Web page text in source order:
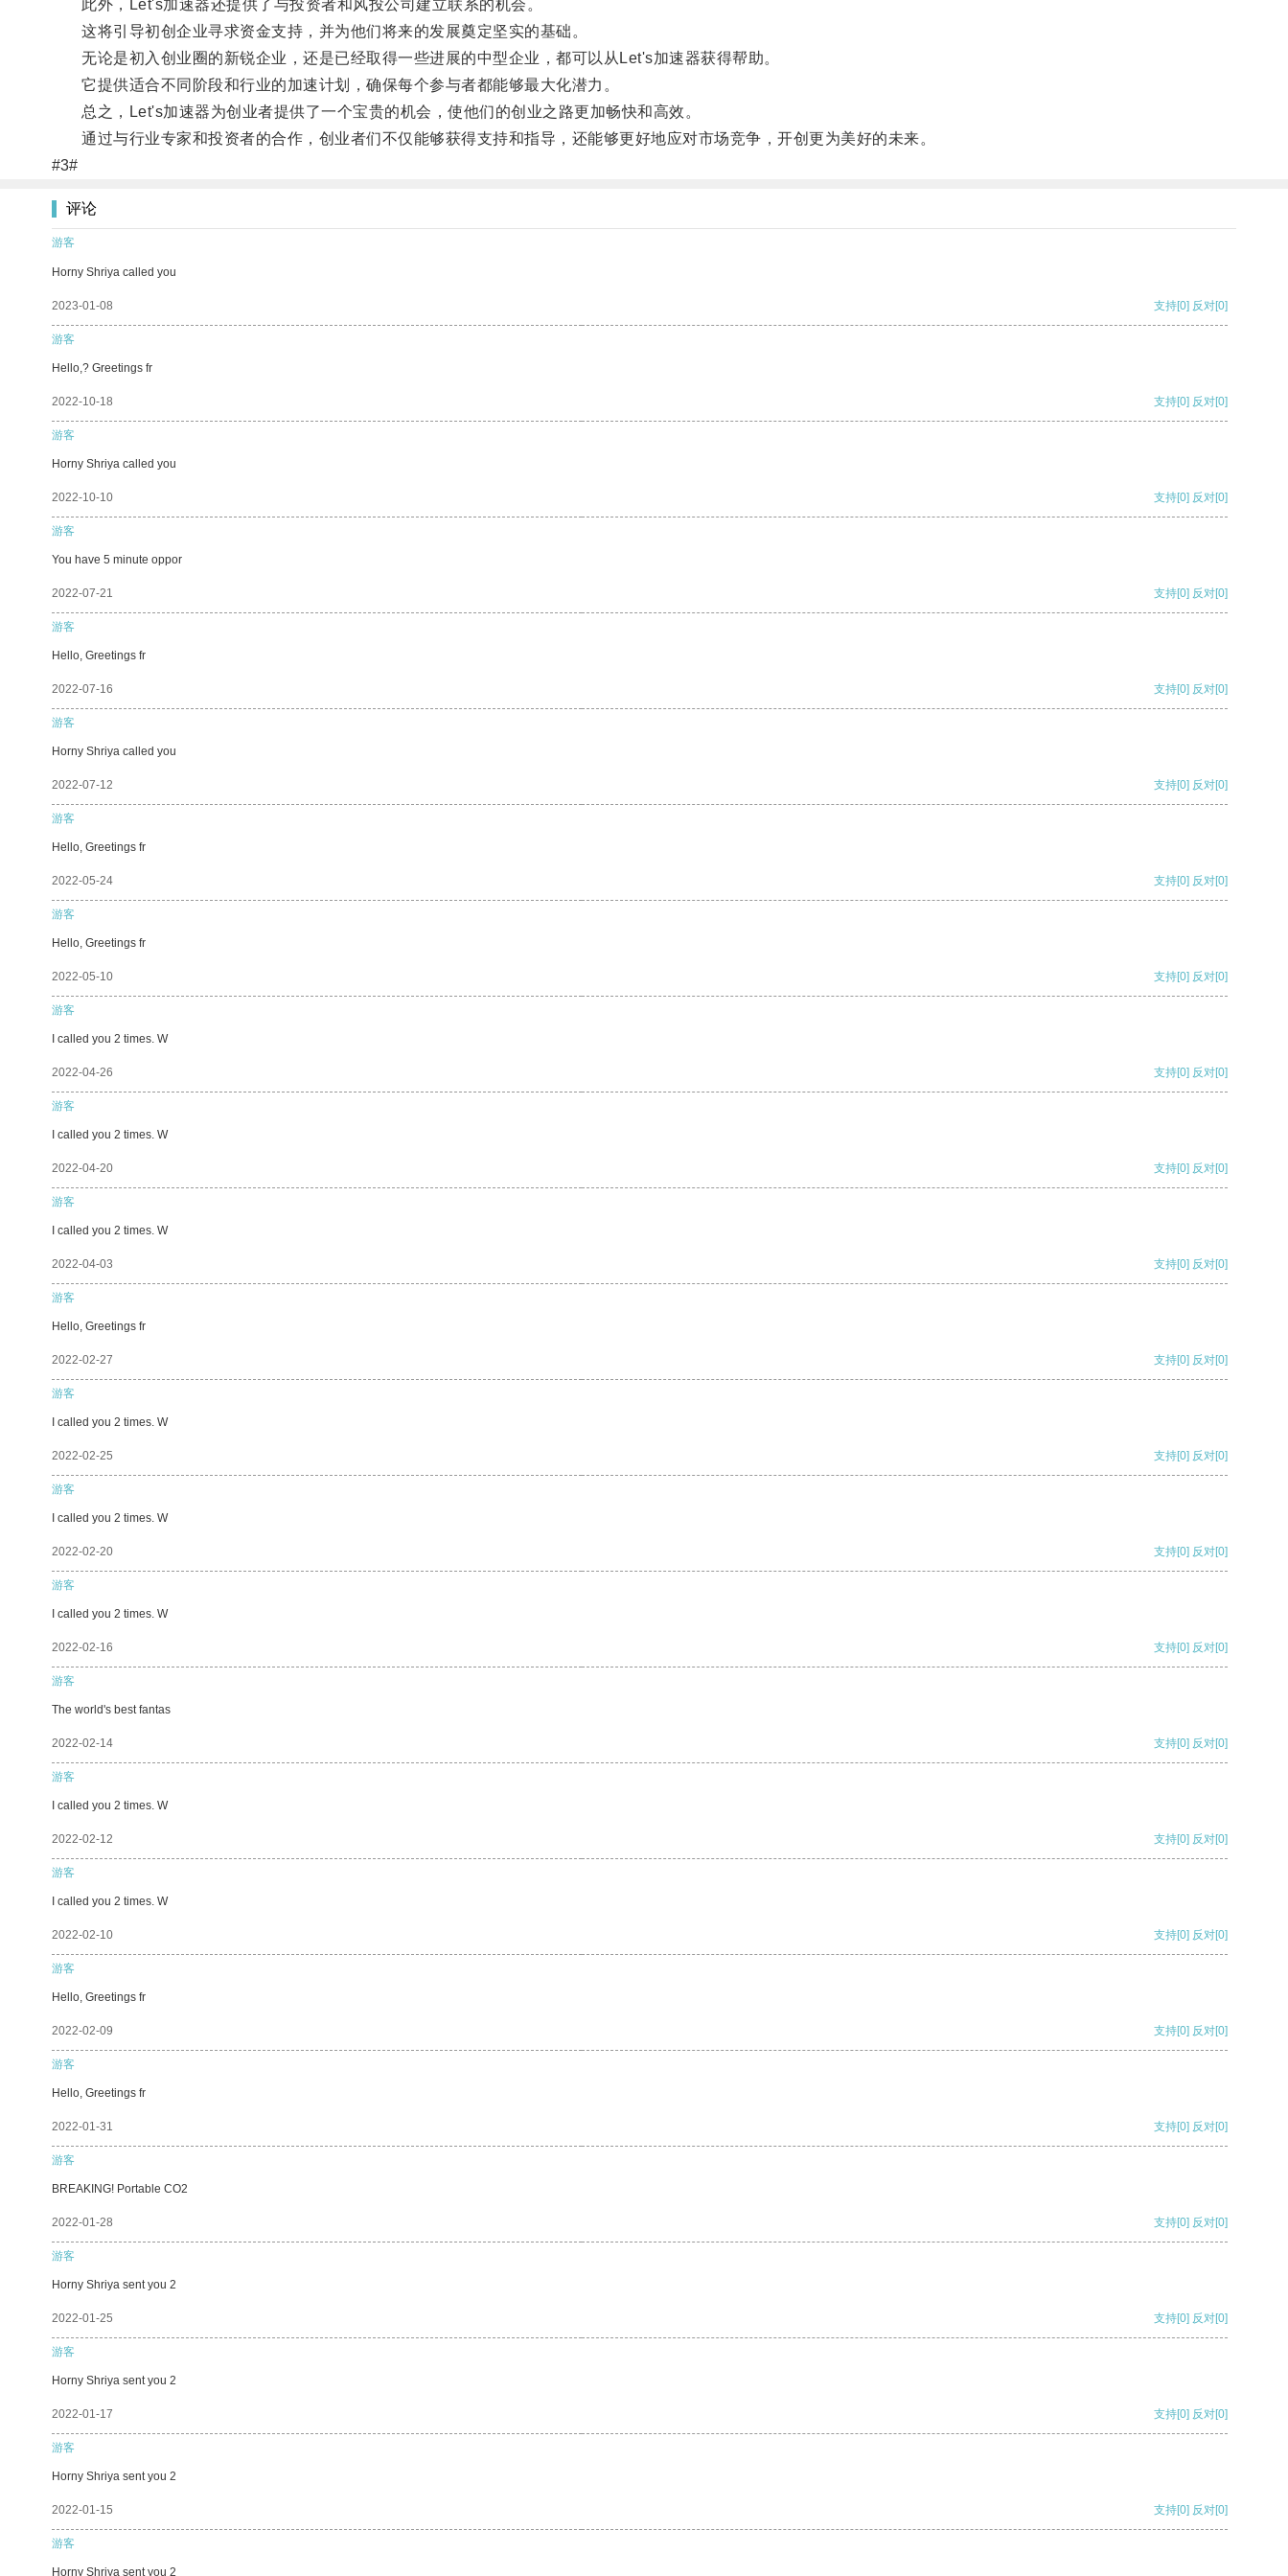
此外，Let's加速器还提供了与投资者和风投公司建立联系的机会。
这将引导初创企业寻求资金支持，并为他们将来的发展奠定坚实的基础。
无论是初入创业圈的新锐企业，还是已经取得一些进展的中型企业，都可以从Let's加速器获得帮助。
它提供适合不同阶段和行业的加速计划，确保每个参与者都能够最大化潜力。
总之，Let's加速器为创业者提供了一个宝贵的机会，使他们的创业之路更加畅快和高效。
通过与行业专家和投资者的合作，创业者们不仅能够获得支持和指导，还能够更好地应对市场竞争，开创更为美好的未来。
#3#
评论
游客
Horny Shriya called you
2023-01-08 支持[0] 反对[0]
游客
Hello,? Greetings fr
2022-10-18 支持[0] 反对[0]
游客
Horny Shriya called you
2022-10-10 支持[0] 反对[0]
游客
You have 5 minute oppor
2022-07-21 支持[0] 反对[0]
游客
Hello, Greetings fr
2022-07-16 支持[0] 反对[0]
游客
Horny Shriya called you
2022-07-12 支持[0] 反对[0]
游客
Hello, Greetings fr
2022-05-24 支持[0] 反对[0]
游客
Hello, Greetings fr
2022-05-10 支持[0] 反对[0]
游客
I called you 2 times. W
2022-04-26 支持[0] 反对[0]
游客
I called you 2 times. W
2022-04-20 支持[0] 反对[0]
游客
I called you 2 times. W
2022-04-03 支持[0] 反对[0]
游客
Hello, Greetings fr
2022-02-27 支持[0] 反对[0]
游客
I called you 2 times. W
2022-02-25 支持[0] 反对[0]
游客
I called you 2 times. W
2022-02-20 支持[0] 反对[0]
游客
I called you 2 times. W
2022-02-16 支持[0] 反对[0]
游客
The world's best fantas
2022-02-14 支持[0] 反对[0]
游客
I called you 2 times. W
2022-02-12 支持[0] 反对[0]
游客
I called you 2 times. W
2022-02-10 支持[0] 反对[0]
游客
Hello, Greetings fr
2022-02-09 支持[0] 反对[0]
游客
Hello, Greetings fr
2022-01-31 支持[0] 反对[0]
游客
BREAKING! Portable CO2
2022-01-28 支持[0] 反对[0]
游客
Horny Shriya sent you 2
2022-01-25 支持[0] 反对[0]
游客
Horny Shriya sent you 2
2022-01-17 支持[0] 反对[0]
游客
Horny Shriya sent you 2
2022-01-15 支持[0] 反对[0]
游客
Horny Shriya sent you 2